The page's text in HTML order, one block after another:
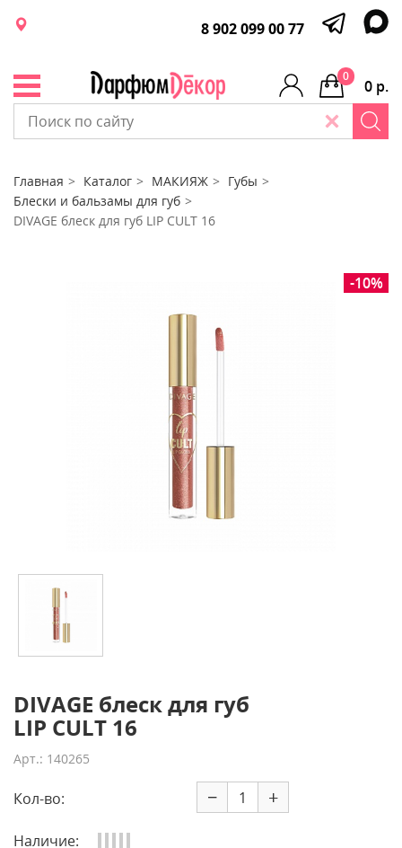
8 902 099 00 77
0 р.
0
Главная Каталог МАКИЯЖ
Губы
Блески и бальзамы для губ
DIVAGE блеск для губ LIP CULT 16
-10%
DIVAGE блеск для губ
LIP CULT 16
Арт.: 140265
Кол-во: − +
Наличие: